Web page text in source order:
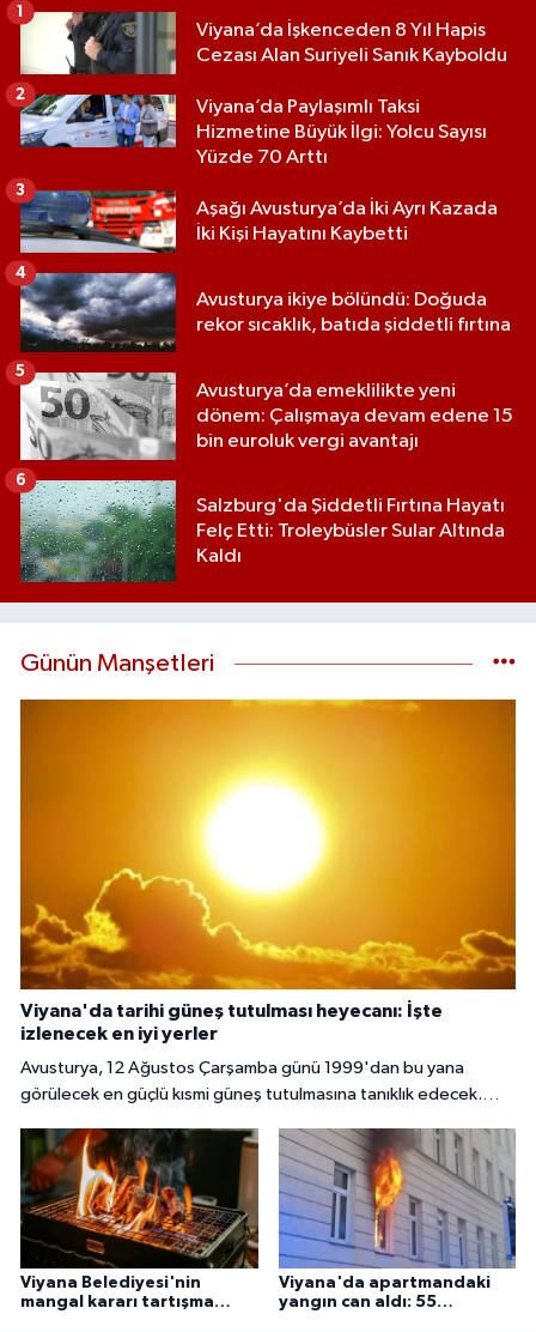
Viyana’da İşkenceden 8 Yıl Hapis
Cezası Alan Suriyeli Sanık Kayboldu
1
Viyana’da Paylaşımlı Taksi
Hizmetine Büyük İlgi: Yolcu Sayısı
Yüzde 70 Arttı
2
Aşağı Avusturya’da İki Ayrı Kazada
İki Kişi Hayatını Kaybetti
3
Avusturya ikiye bölündü: Doğuda
rekor sıcaklık, batıda şiddetli fırtına
4
Avusturya’da emeklilikte yeni
dönem: Çalışmaya devam edene 15
bin euroluk vergi avantajı
5
Salzburg'da Şiddetli Fırtına Hayatı
Felç Etti: Troleybüsler Sular Altında
Kaldı
6
Günün Manşetleri
Viyana'da tarihi güneş tutulması heyecanı: İşte
izlenecek en iyi yerler
Avusturya, 12 Ağustos Çarşamba günü 1999'dan bu yana
görülecek en güçlü kısmi güneş tutulmasına tanıklık edecek.
85 ila 89'unun Ay tarafından örtüleceği bu nadir doğa olayını
izlemek için çeşitli noktalarda bir araya gelecek.
Viyana Belediyesi'nin
mangal kararı tartışma
Viyana'da apartmandaki
yangın can aldı: 55